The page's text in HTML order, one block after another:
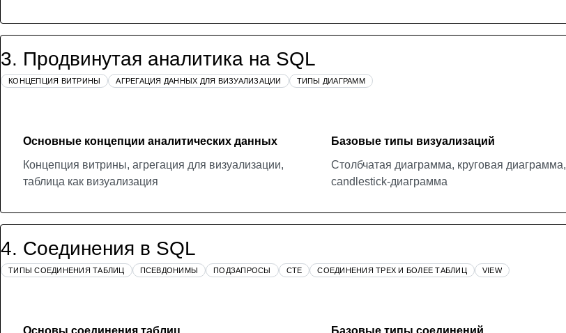
3. Продвинутая аналитика на SQL
КОНЦЕПЦИЯ ВИТРИНЫ АГРЕГАЦИЯ ДАННЫХ ДЛЯ ВИЗУАЛИЗАЦИИ ТИПЫ ДИАГРАММ
Основные концепции аналитических данных
Концепция витрины, агрегация для визуализации,
таблица как визуализация
Базовые типы визуализаций
Столбчатая диаграмма, круговая диаграмма,
candlestick-диаграмма
4. Соединения в SQL
ТИПЫ СОЕДИНЕНИЯ ТАБЛИЦ ПСЕВДОНИМЫ ПОДЗАПРОСЫ CTE СОЕДИНЕНИЯ ТРЕХ И БОЛЕЕ ТАБЛИЦ VIEW
Основы соединения таблиц
Базовые типы соединений